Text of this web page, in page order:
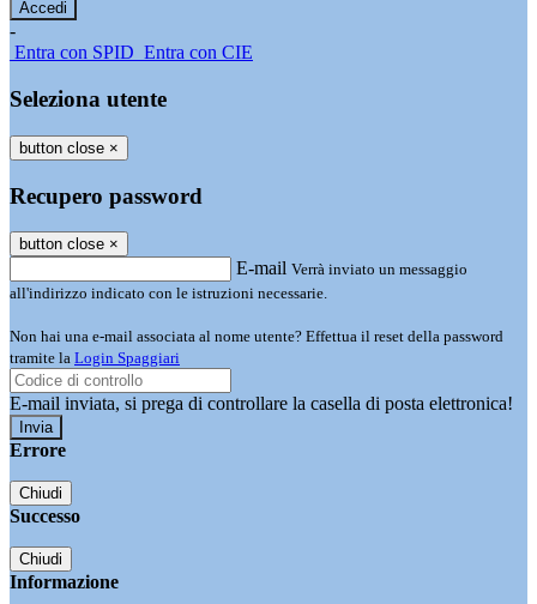
-
Entra con SPID Entra con CIE
Seleziona utente
button close ×
Recupero password
button close ×
E-mail Verrà inviato un messaggio
all'indirizzo indicato con le istruzioni necessarie.
Non hai una e-mail associata al nome utente? Effettua il reset della password
tramite la Login Spaggiari
E-mail inviata, si prega di controllare la casella di posta elettronica!
Errore
Chiudi
Successo
Chiudi
Informazione